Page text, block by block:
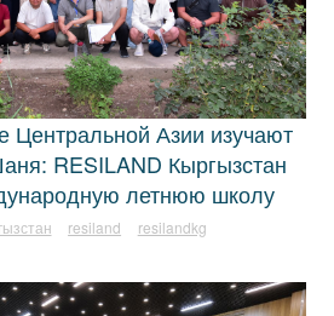
Азии изучают
RESILAND Кыргызстан
летнюю школу
resiland resilandkg